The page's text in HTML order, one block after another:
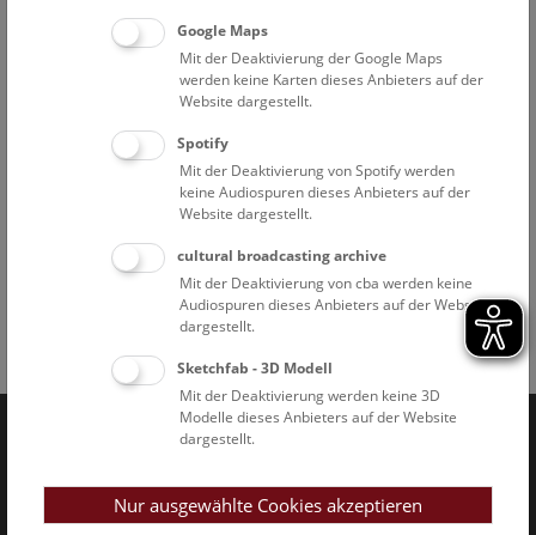
Antimonit von der Ichinokawa Mine, Shikoku, Japan
Länge des Kristalls: 31,5 cm
Die Antimonitkristalle von dieser Mine erreichen enorme
Dimensionen - prismatische Kristalle bis zu mehreren
Dezimeter Länge existieren.
Follow us on LinkedInGoogle
Google Maps
Mit der Deaktivierung der Google Maps
werden keine Karten dieses Anbieters auf der
Website dargestellt.
Spotify
Mit der Deaktivierung von Spotify werden
keine Audiospuren dieses Anbieters auf der
Website dargestellt.
cultural broadcasting archive
Mit der Deaktivierung von cba werden keine
Audiospuren dieses Anbieters auf der Website
dargestellt.
Sketchfab - 3D Modell
Mit der Deaktivierung werden keine 3D
Modelle dieses Anbieters auf der Website
dargestellt.
Nur ausgewählte Cookies akzeptieren